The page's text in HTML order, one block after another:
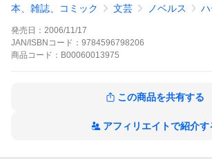
まならない日々を送っていた。息抜きに訪ね
初対面の男性タイラーと過ごした。数カ月後
こらえながら店に出た彼女は、目の前にいる
た。タイラー!私を探しに来てくれたの?だが
本、雑誌、コミック 文芸 ノベルス
発売日： 2006/11/17
JAN/ISBNコード： 9784596798206
商品 コード： B00060013975
この商品を共有する
アフィリエイトで紹介す